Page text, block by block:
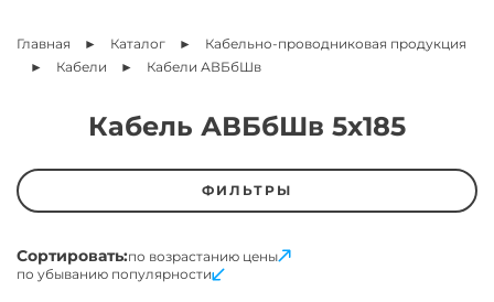
Главная Каталог
Кабельно-проводниковая продукция
Кабели
Кабели АВБбШв
Кабель АВБбШв 5х185
ФИЛЬТРЫ
Сортировать:по возрастанию цены
по убыванию популярности